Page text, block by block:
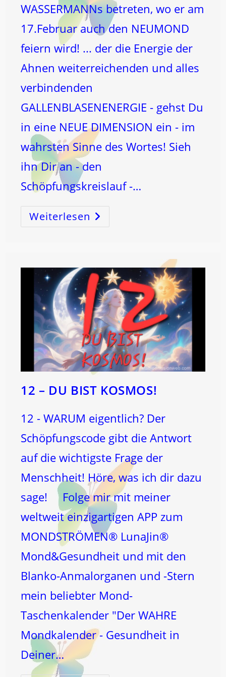
WASSERMANNs betreten, wo er am
17.Februar auch den NEUMOND
feiern wird! ... der die Energie der
Ahnen weiterreichenden und alles
verbindenden
GALLENBLASENENERGIE - gehst Du
in eine NEUE DIMENSION ein - im
wahrsten Sinne des Wortes! Sieh
ihn Dir an - den
Schöpfungskreislauf -…
Weiterlesen WASSERMANN-
NEUMOND!
12 – DU BIST KOSMOS!
12 - WARUM eigentlich? Der
Schöpfungscode gibt die Antwort
auf die wichtigste Frage der
Menschheit! Höre, was ich dir dazu
sage! Folge mir mit meiner
weltweit einzigartigen APP zum
MONDSTRÖMEN® LunaJin®
Mond&Gesundheit und mit den
Blanko-Anmalorganen und -Stern
mein beliebter Mond-
Taschenkalender "Der WAHRE
Mondkalender - Gesundheit in
Deiner…